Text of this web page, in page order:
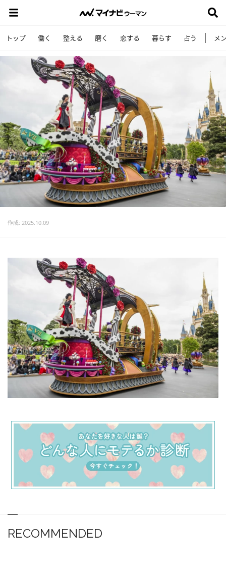
トップ 働く 整える 磨く 恋する 暮らす 占う メ
作成: 2025.10.09
RECOMMENDED